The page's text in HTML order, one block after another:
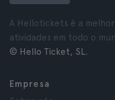
A Hellotickets é a
atividades em todo o
© Hello Ticket, SL.
Empresa